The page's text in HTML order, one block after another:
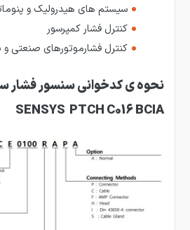
سیستم های هیدرولیک و
کنترل فشار کمپرسور
کنترل فشارموتورهای صنعتی
نحوه ی کدخوانی سنسور
SENSYS PTCH C016BCIA